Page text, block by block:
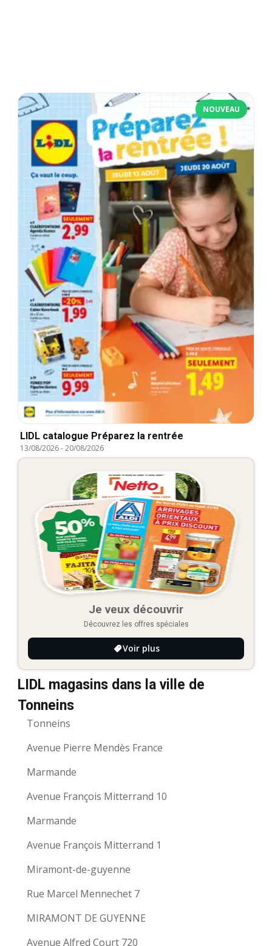
NOUVEAU
LIDL catalogue Préparez la rentrée
13/08/2026-20/08/2026
Je veux découvrir
Découvrez les offres spéciales
Voir plus
LIDL magasins dans la ville de
Tonneins
Tonneins
Avenue Pierre Mendès France
Marmande
Avenue François Mitterrand 10
Marmande
Avenue François Mitterrand 1
Miramont-de-guyenne
Rue Marcel Mennechet 7
MIRAMONT DE GUYENNE
Avenue Alfred Court 720